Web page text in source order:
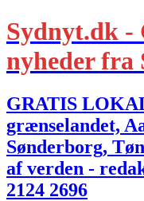
Sydnyt.dk -
nyheder fra
GRATIS
grænselandet,
Sønderborg,
af verden -
2124 2696